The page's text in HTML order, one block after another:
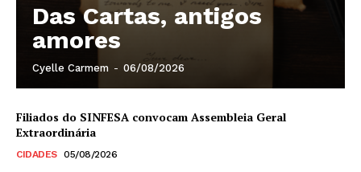
Das Cartas, antigos
amores
Cyelle Carmem - 06/08/2026
Filiados do SINFESA convocam Assembleia Geral
Extraordinária
CIDADES 05/08/2026